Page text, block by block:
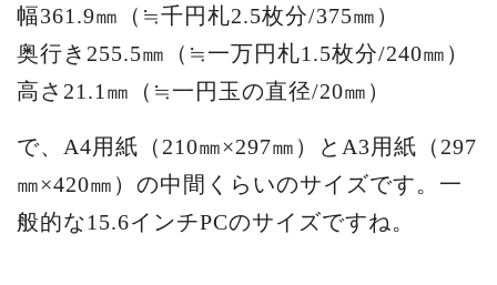
幅361.9㎜（≒千円札2.5枚分/375㎜）
奥行き255.5㎜（≒一万円札1.5枚分/240㎜）
高さ21.1㎜（≒一円玉の直径/20㎜）
で、A4用紙（210㎜×297㎜）とA3用紙（297
㎜×420㎜）の中間くらいのサイズです。一
般的な15.6インチPCのサイズですね。